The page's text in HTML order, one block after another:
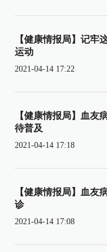
【健康情报局】记牢
运动
2021-04-14 17:22
【健康情报局】血友
待普及
2021-04-14 17:18
【健康情报局】血友
诊
2021-04-14 17:08